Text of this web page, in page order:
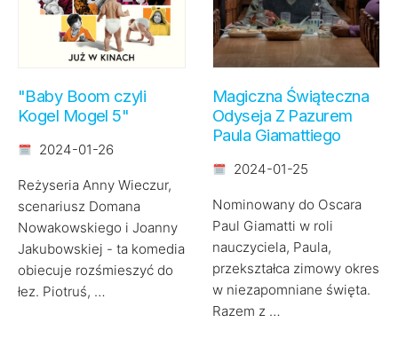
"Baby Boom czyli
Kogel Mogel 5"
2024-01-26
Reżyseria Anny Wieczur,
scenariusz Domana
Nowakowskiego i Joanny
Jakubowskiej - ta komedia
obiecuje rozśmieszyć do
łez. Piotruś, …
Magiczna Świąteczna
Odyseja Z Pazurem
Paula Giamattiego
2024-01-25
Nominowany do Oscara
Paul Giamatti w roli
nauczyciela, Paula,
przekształca zimowy okres
w niezapomniane święta.
Razem z …